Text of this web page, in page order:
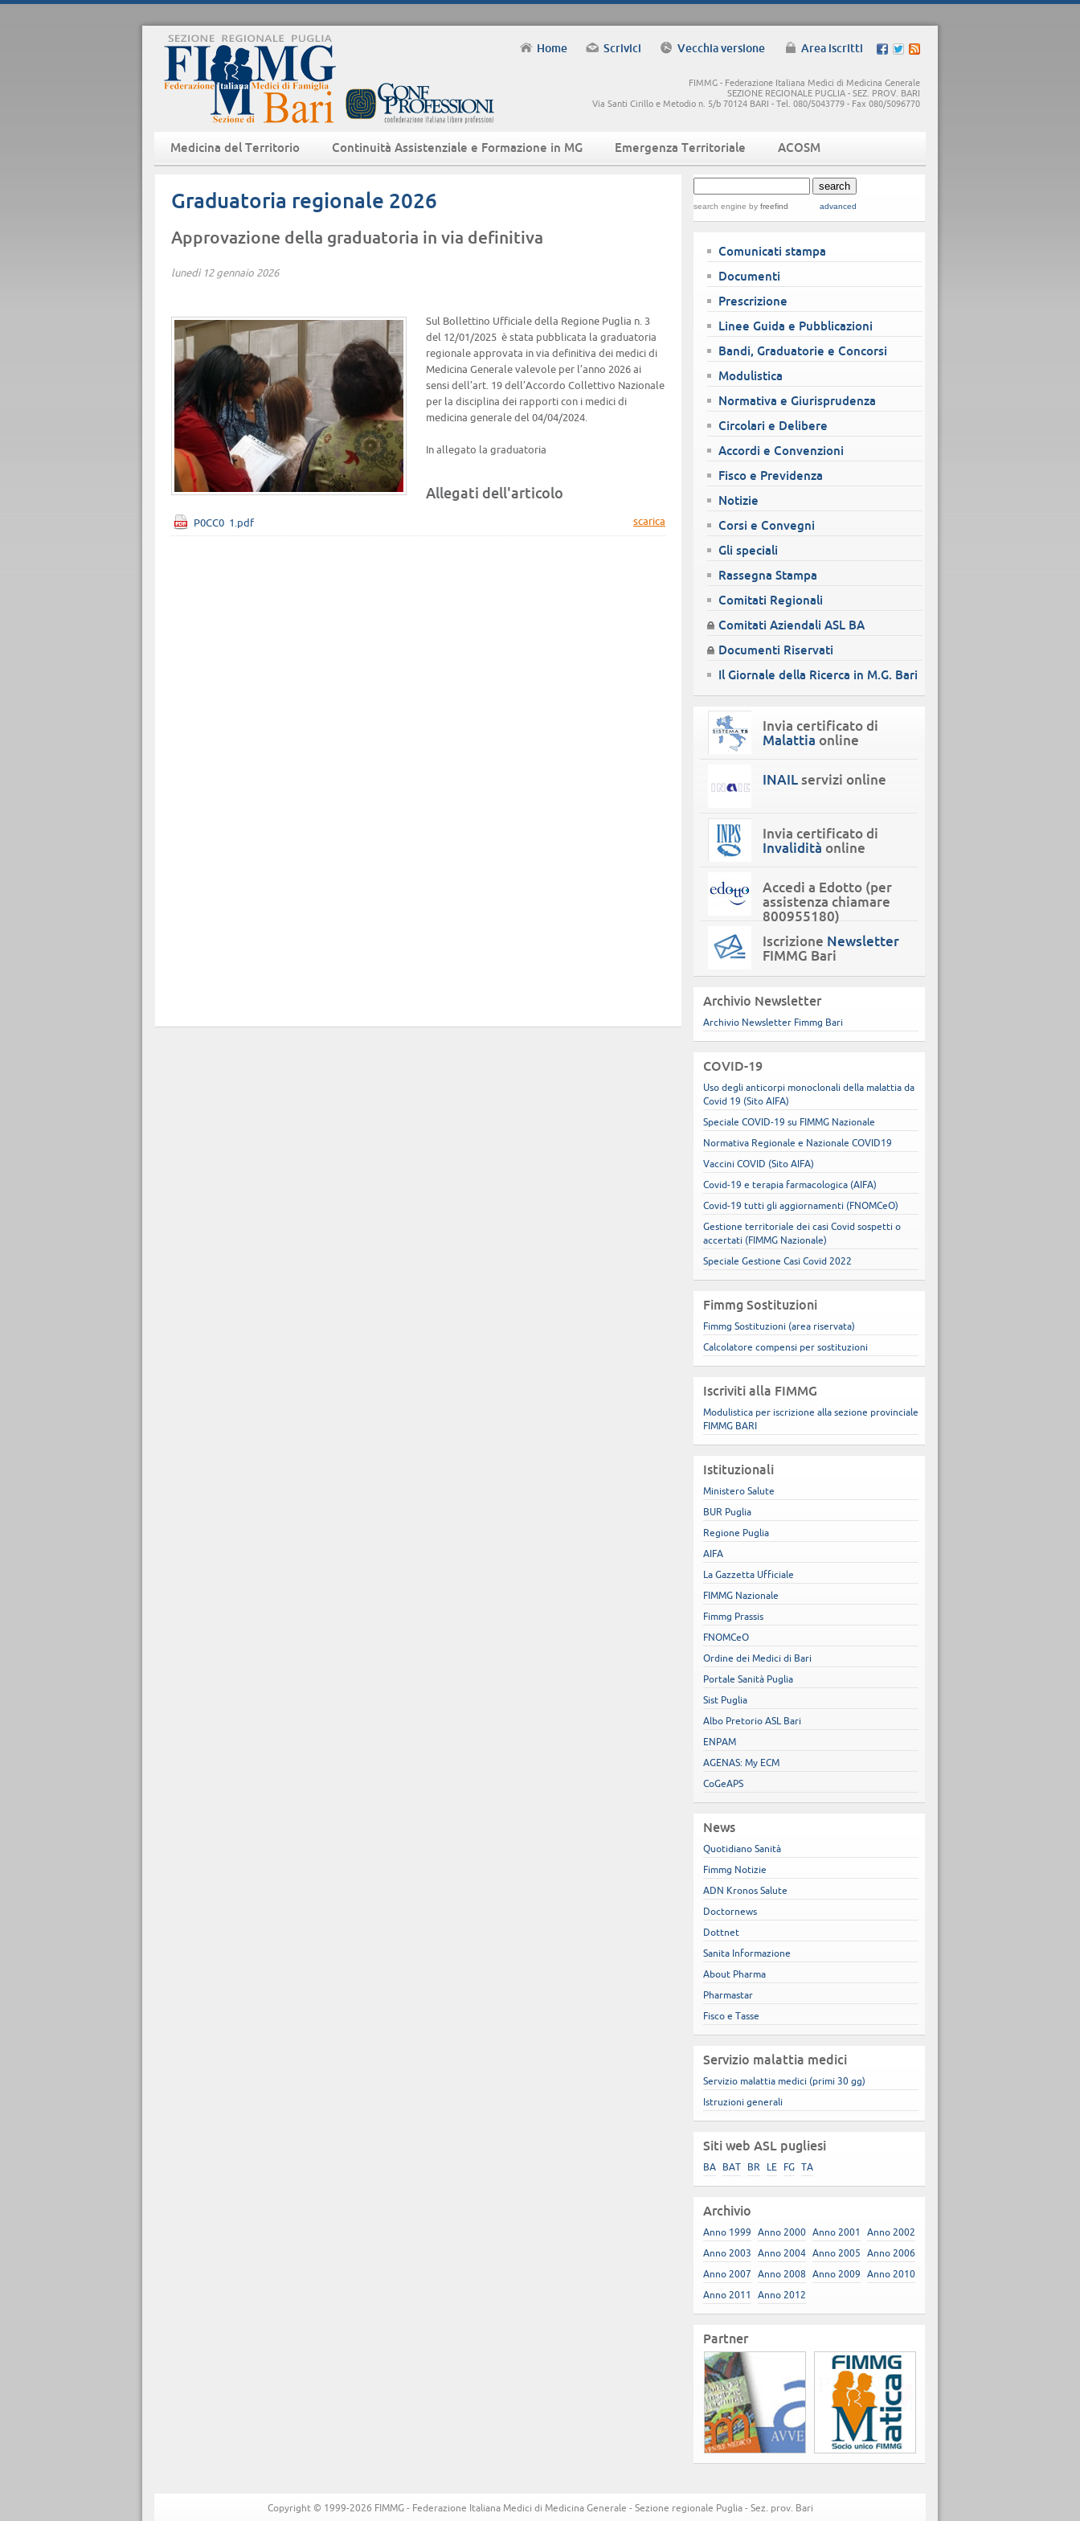
Home Scrivici Vecchia versione Area iscritti
Medicina del Territorio Continuità Assistenziale e Formazione in MG Emergenza Territoriale ACOSM
FIMMG - Federazione Italiana Medici di Medicina Generale
SEZIONE REGIONALE PUGLIA - SEZ. PROV. BARI
Via Santi Cirillo e Metodio n. 5/b 70124 BARI - Tel. 080/5043779 - Fax 080/5096770
search engine by freefind advanced
Comunicati stampa
Documenti
Prescrizione
Linee Guida e Pubblicazioni
Bandi, Graduatorie e Concorsi
Modulistica
Normativa e Giurisprudenza
Circolari e Delibere
Accordi e Convenzioni
Fisco e Previdenza
Notizie
Corsi e Convegni
Gli speciali
Rassegna Stampa
Comitati Regionali
Comitati Aziendali ASL BA
Documenti Riservati
Il Giornale della Ricerca in M.G. Bari
Invia certificato di
Malattia online
INAIL servizi online
Invia certificato di
Invalidità online
Accedi a Edotto (per
assistenza chiamare
800955180)
Iscrizione Newsletter
FIMMG Bari
Archivio Newsletter
Archivio Newsletter Fimmg Bari
COVID-19
Uso degli anticorpi monoclonali della malattia da
Covid 19 (Sito AIFA)
Speciale COVID-19 su FIMMG Nazionale
Normativa Regionale e Nazionale COVID19
Vaccini COVID (Sito AIFA)
Covid-19 e terapia farmacologica (AIFA)
Covid-19 tutti gli aggiornamenti (FNOMCeO)
Gestione territoriale dei casi Covid sospetti o
accertati (FIMMG Nazionale)
Speciale Gestione Casi Covid 2022
Fimmg Sostituzioni
Fimmg Sostituzioni (area riservata)
Calcolatore compensi per sostituzioni
Iscriviti alla FIMMG
Modulistica per iscrizione alla sezione provinciale
FIMMG BARI
Istituzionali
Ministero Salute
BUR Puglia
Regione Puglia
AIFA
La Gazzetta Ufficiale
FIMMG Nazionale
Fimmg Prassis
FNOMCeO
Ordine dei Medici di Bari
Portale Sanità Puglia
Sist Puglia
Albo Pretorio ASL Bari
ENPAM
AGENAS: My ECM
CoGeAPS
News
Quotidiano Sanità
Fimmg Notizie
ADN Kronos Salute
Doctornews
Dottnet
Sanita Informazione
About Pharma
Pharmastar
Fisco e Tasse
Servizio malattia medici
Servizio malattia medici (primi 30 gg)
Istruzioni generali
Siti web ASL pugliesi
BA BAT BR LE FG TA
Archivio
Anno 1999 Anno 2000 Anno 2001
Anno 2002
Anno 2003
Anno 2004 Anno 2005
Anno 2006
Anno 2007
Anno 2008 Anno 2009
Anno 2010
Anno 2011
Anno 2012
Partner
Graduatoria regionale 2026
Approvazione della graduatoria in via definitiva
lunedì 12 gennaio 2026
Sul Bollettino Ufficiale della Regione Puglia n. 3
del 12/01/2025 è stata pubblicata la graduatoria
regionale approvata in via definitiva dei medici di
Medicina Generale valevole per l’anno 2026 ai
sensi dell’art. 19 dell’Accordo Collettivo Nazionale
per la disciplina dei rapporti con i medici di
medicina generale del 04/04/2024.
In allegato la graduatoria
Allegati dell'articolo
P0CC0_1.pdf scarica
Copyright © 1999-2026 FIMMG - Federazione Italiana Medici di Medicina Generale - Sezione regionale Puglia - Sez. prov. Bari